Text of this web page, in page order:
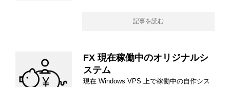
記事を読む
FX 現在稼働中のオリジナルシ
ステム
現在 Windows VPS 上で稼働中の自作シス